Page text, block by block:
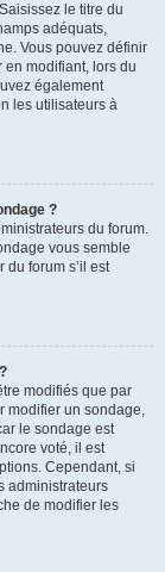
le titre du
adéquats,
Vous pouvez définir
en modifiant, lors du
également
les utilisateurs à
?
du forum.
vous semble
forum s’il est
modifiés que par
modifier un sondage,
le sondage est
voté, il est
Cependant, si
administrateurs
de modifier les